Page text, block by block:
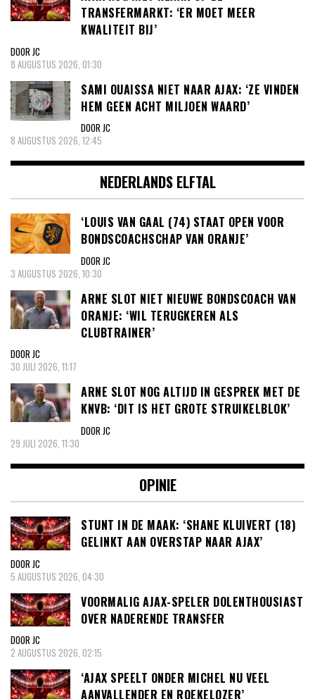
TRANSFERMARKT: ‘ER MOET MEER
KWALITEIT BIJ’
DOOR JC
8 AUGUSTUS 2026, 01:30
SAMI OUAISSA NIET NAAR AJAX: ‘ZE VINDEN
HEM GEEN ACHT MILJOEN WAARD’
DOOR JC
8 AUGUSTUS 2026, 12:45
NEDERLANDS ELFTAL
‘LOUIS VAN GAAL (74) STAAT OPEN VOOR
BONDSCOACHSCHAP VAN ORANJE’
DOOR JC
3 AUGUSTUS 2026, 10:30
ARNE SLOT NIET NIEUWE BONDSCOACH VAN
ORANJE: ‘WIL TERUGKEREN ALS
CLUBTRAINER’
DOOR JC
30 JULI 2026, 11:17
ARNE SLOT NOG ALTIJD IN GESPREK MET DE
KNVB: ‘DIT IS HET GROTE STRUIKELBLOK’
DOOR JC
29 JULI 2026, 11:30
OPINIE
STUNT IN DE MAAK: ‘SHANE KLUIVERT (18)
GELINKT AAN OVERSTAP NAAR AJAX’
DOOR JC
5 AUGUSTUS 2026, 04:30
VOORMALIG AJAX-SPELER DOLENTHOUSIAST
OVER NADERENDE TRANSFER
DOOR JC
2 AUGUSTUS 2026, 02:15
‘AJAX SPEELT ONDER MICHEL NU VEEL
AANVALLENDER EN ROEKELOZER’